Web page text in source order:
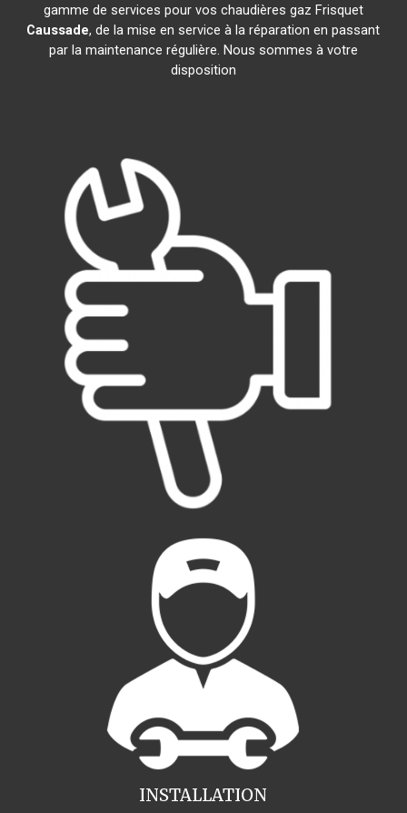
gamme de services pour vos chaudières gaz Frisquet
Caussade, de la mise en service à la réparation en passant
par la maintenance régulière. Nous sommes à votre
disposition
INSTALLATION